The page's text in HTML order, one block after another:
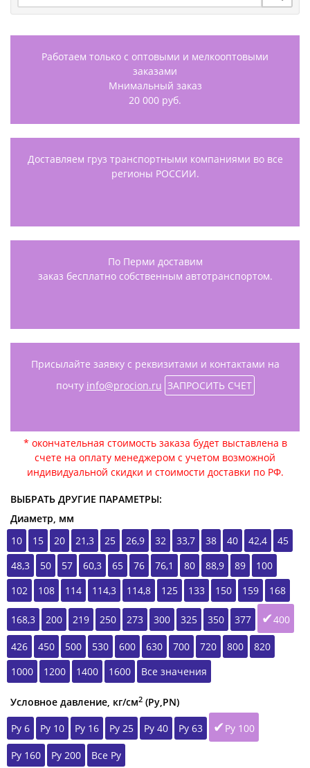
Работаем только с оптовыми и мелкооптовыми
заказами
Мнимальный заказ
20 000 руб.
Доставляем груз транспортными компаниями во все
регионы РОССИИ.
По Перми доставим
заказ бесплатно собственным автотранспортом.
Присылайте заявку с реквизитами и контактами на
почту info@procion.ru ЗАПРОСИТЬ СЧЕТ
* окончательная стоимость заказа будет выставлена в
счете на оплату менеджером с учетом возможной
индивидуальной скидки и стоимости доставки по РФ.
ВЫБРАТЬ ДРУГИЕ ПАРАМЕТРЫ:
Диаметр, мм
10
15 20 21,3 25 26,9 32 33,7 38 40 42,4
45
48,3
50 57 60,3 65 76 76,1 80 88,9 89
100
102
108 114 114,3 114,8 125 133 150 159 168
168,3 200 219 250 273 300 325 350 377 400
426 450 500 530 600 630 700 720 800
820
1000
1200 1400 1600 Все значения
Условное давление, кг/см2 (Ру,РN)
Ру 6
Ру 10 Ру 16 Ру 25 Ру 40 Ру 63 Ру 100
Ру 160 Ру 200 Все Ру